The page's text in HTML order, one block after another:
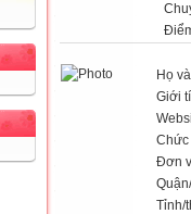
Họ
Giới
Chức
Đơn
Tỉnh/